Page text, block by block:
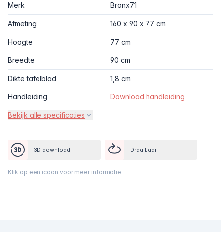
Merk Bronx71
Afmeting 160 x 90 x 77 cm
Hoogte 77 cm
Breedte 90 cm
Dikte tafelblad 1,8 cm
Handleiding Download handleiding
Bekijk alle specificaties
3D download Draaibaar
Klik op een icoon voor meer informatie